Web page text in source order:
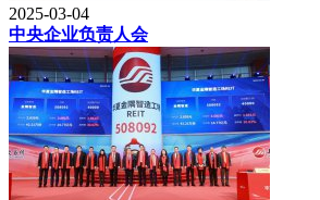
2025-03-04
中央企业负责人会